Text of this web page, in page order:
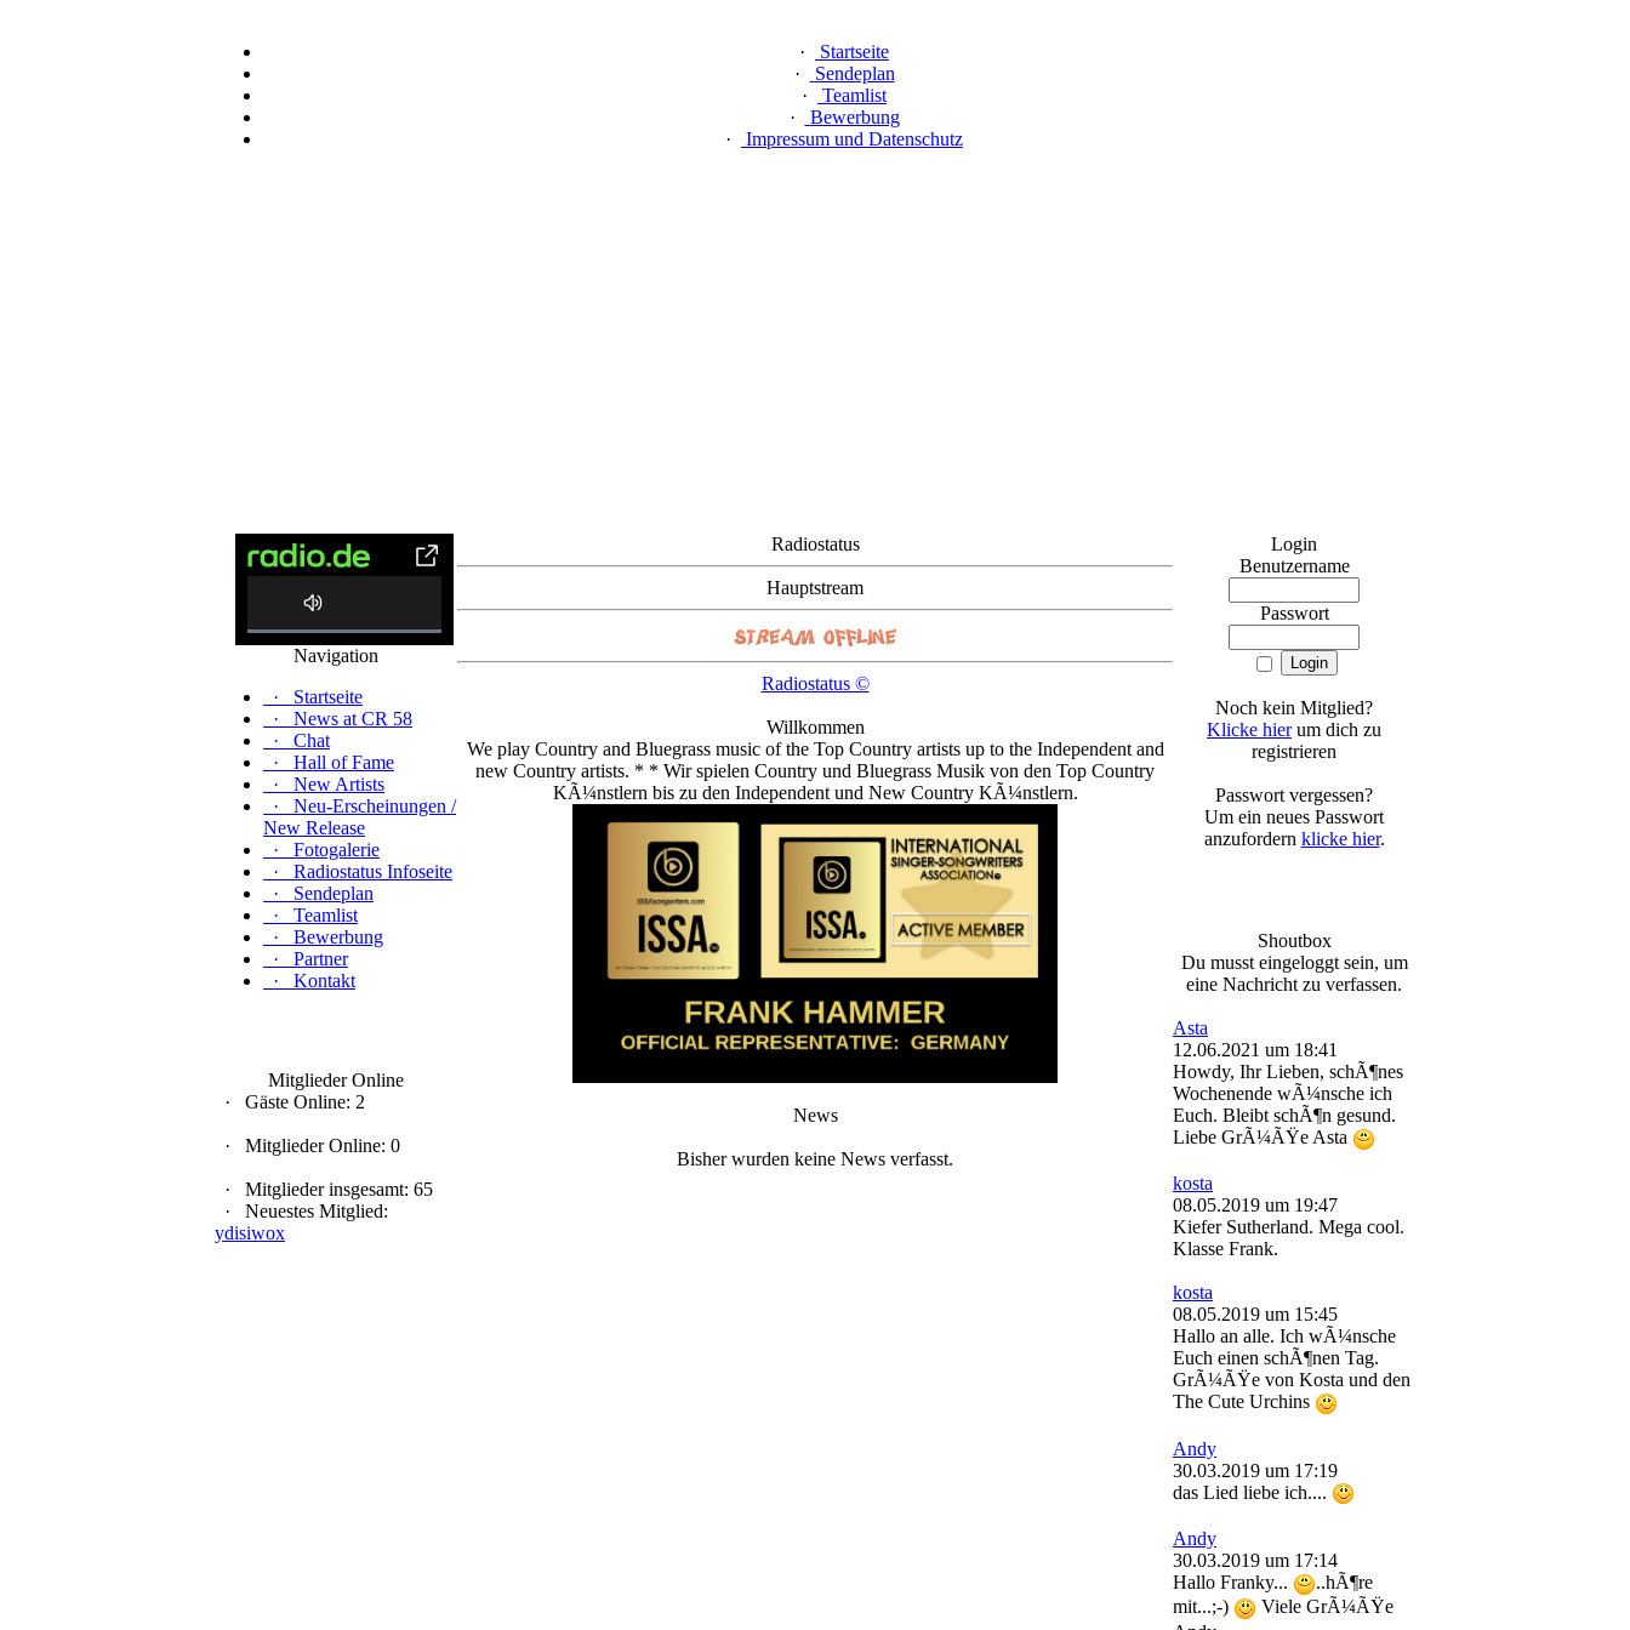
·
Startseite
·
Sendeplan
·
Teamlist
·
Bewerbung
·
Impressum und Datenschutz
0%
Complete
Navigation
·
Startseite
·
News at CR 58
·
Chat
·
Hall of Fame
·
New Artists
·
Neu-Erscheinungen /
New Release
·
Fotogalerie
·
Radiostatus Infoseite
·
Sendeplan
·
Teamlist
·
Bewerbung
·
Partner
·
Kontakt
Mitglieder Online
·
Gäste Online: 2
· Mitglieder Online: 0
·
Mitglieder insgesamt: 65
·
Neuestes Mitglied:
ydisiwox
Radiostatus
Hauptstream
Radiostatus ©
Willkommen
We play Country and Bluegrass music of the Top Country artists up to the Independent and
new Country artists. * * Wir spielen Country und Bluegrass Musik von den Top Country
KÃ¼nstlern bis zu den Independent und New Country KÃ¼nstlern.
News
Bisher wurden keine News verfasst.
Login
Benutzername
Passwort
Noch kein Mitglied?
Klicke hierum dich zu
registrieren
Passwort vergessen?
Um ein neues Passwort
anzufordern klicke hier.
Shoutbox
Du musst eingeloggt sein, um
eine Nachricht zu verfassen.
Asta
12.06.2021 um 18:41
Howdy, Ihr Lieben, schÃ¶nes
Wochenende wÃ¼nsche ich
Euch. Bleibt schÃ¶n gesund.
Liebe GrÃ¼ÃŸe Asta
kosta
08.05.2019 um 19:47
Kiefer Sutherland. Mega cool.
Klasse Frank.
kosta
08.05.2019 um 15:45
Hallo an alle. Ich wÃ¼nsche
Euch einen schÃ¶nen Tag.
GrÃ¼ÃŸe von Kosta und den
The Cute Urchins
Andy
30.03.2019 um 17:19
das Lied liebe ich....
Andy
30.03.2019 um 17:14
Hallo Franky...
..hÃ¶re
mit...;-)
Viele GrÃ¼ÃŸe